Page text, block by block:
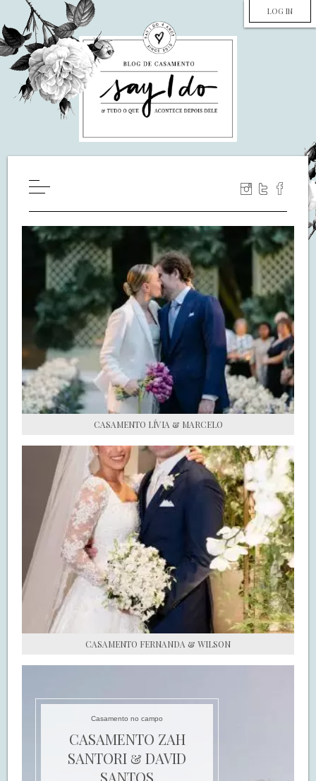
LOG IN
WILL YOU MARRY ME?
LUA DE MEL
COZINHA
DECORAÇÃO
DE NOIVA PRA NOIVA
S.O.S CASADAS
FALE COM O SAY I DO
CASAMENTO LÍVIA & MARCELO
CASAMENTO FERNANDA & WILSON
Casamento no campo
CASAMENTO ZAH
SANTORI & DAVID
SANTOS